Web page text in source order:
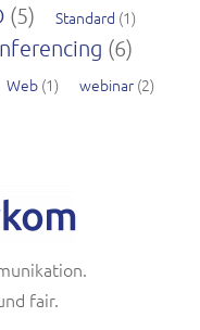
(5) Standard (1)
(6)
Web (1) webinar (2)
fair.